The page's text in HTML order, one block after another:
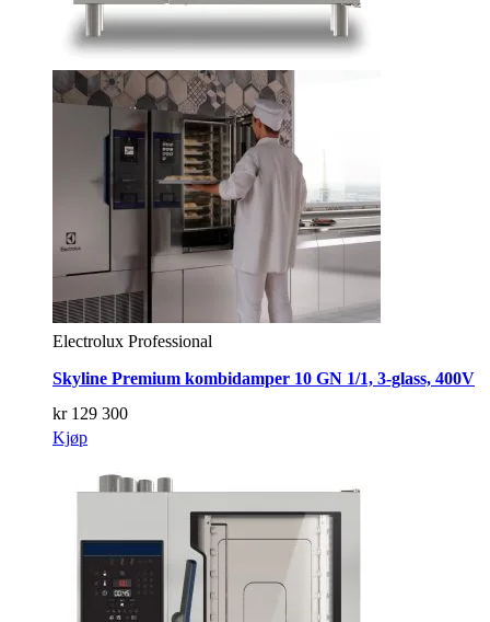
Electrolux Professional
Skyline Premium kombidamper 10 GN 1/1, 3-glass, 400V
kr129 300
Kjøp